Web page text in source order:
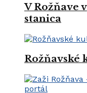
V Rožňave
stanica
Rožňavské